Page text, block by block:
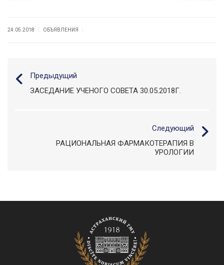
24.05.2018 ОБЪЯВЛЕНИЯ
Предыдущий
ЗАСЕДАНИЕ УЧЕНОГО СОВЕТА 30.05.2018Г.
Следующий
РАЦИОНАЛЬНАЯ ФАРМАКОТЕРАПИЯ В
УРОЛОГИИ